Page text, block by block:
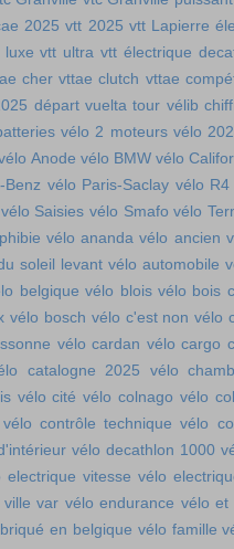
2025 vtt 2025 vtt Lapierre
luxe vtt ultra vtt électrique
cher vttae clutch vttae
départ vuelta tour vélib
vélo 2 moteurs vélo
Anode vélo BMW vélo
Benz vélo Paris-Saclay vélo R4
vélo Saisies vélo Smafo vélo
vélo ananda vélo ancien
soleil levant vélo automobile
belgique vélo blois vélo bois
vélo bosch vélo c'est non vélo
vélo cardan vélo cargo
catalogne 2025
vélo
vélo cité vélo colnago vélo
vélo contrôle technique vélo
vélo decathlon 1000
electrique vitesse vélo
var vélo endurance vélo et
en belgique vélo famille